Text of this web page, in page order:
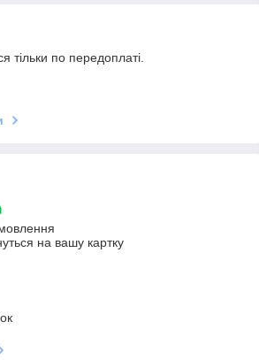
тільки по передоплаті.
на вашу картку